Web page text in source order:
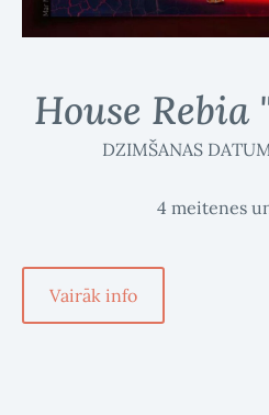
House Rebia
DZIMŠANAS
4 meitenes
​Vairāk info​